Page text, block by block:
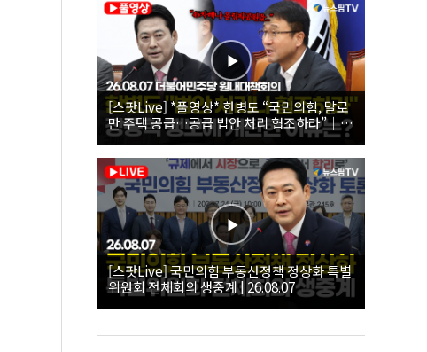
[스팟Live] *풀영상* 한병도 “국민의힘, 말로
만 주택 공급…공급 법안 처리 협조하라”｜
26.08.07 더불어민주당 원내대책회의
[스팟Live] 국민의힘 부동산정책 정상화 특별
위원회 전체회의 생중계 | 26.08.07